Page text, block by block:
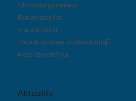
Obchodní podmínky
Reklamační řád
Vrácení zboží
Zásady ochrany osobních údajů
Moje objednávka
Aktuality